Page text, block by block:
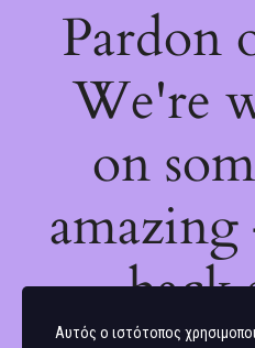
Pardon
We're
on
back
Αυτός ο ιστότοπος